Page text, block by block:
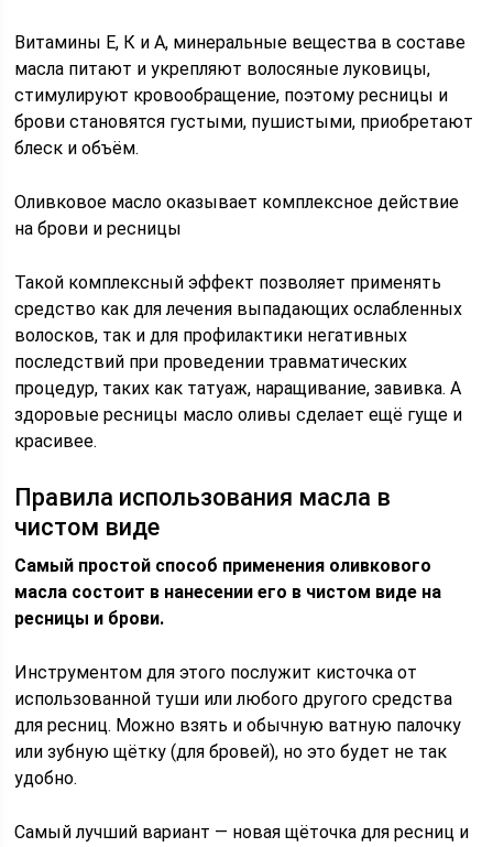
Витамины Е, К и A, минеральные вещества в составе
масла питают и укрепляют волосяные луковицы,
стимулируют кровообращение, поэтому ресницы и
брови становятся густыми, пушистыми, приобретают
блеск и объём.
Оливковое масло оказывает комплексное действие
на брови и ресницы
Такой комплексный эффект позволяет применять
средство как для лечения выпадающих ослабленных
волосков, так и для профилактики негативных
последствий при проведении травматических
процедур, таких как татуаж, наращивание, завивка. А
здоровые ресницы масло оливы сделает ещё гуще и
красивее.
Правила использования масла в
чистом виде
Самый простой способ применения оливкового
масла состоит в нанесении его в чистом виде на
ресницы и брови.
Инструментом для этого послужит кисточка от
использованной туши или любого другого средства
для ресниц. Можно взять и обычную ватную палочку
или зубную щётку (для бровей), но это будет не так
удобно.
Самый лучший вариант — новая щёточка для ресниц и